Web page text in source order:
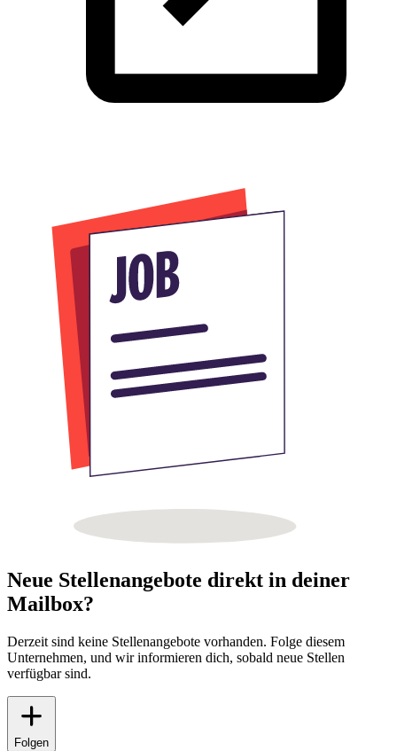
Neue Stellenangebote direkt in deiner
Mailbox?
Derzeit sind keine Stellenangebote vorhanden. Folge diesem
Unternehmen, und wir informieren dich, sobald neue Stellen
verfügbar sind.
Folgen